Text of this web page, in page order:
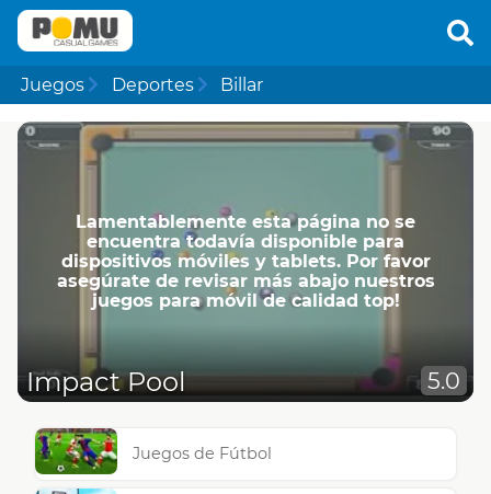
Juegos Deportes Billar
Lamentablemente esta página no se
encuentra todavía disponible para
dispositivos móviles y tablets. Por favor
asegúrate de revisar más abajo nuestros
juegos para móvil de calidad top!
Impact Pool 5.0
Juegos de Fútbol